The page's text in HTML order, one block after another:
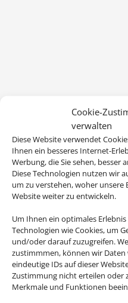
Cookie-
verwalten
Diese Website verwendet
Ihnen ein besseres Internet-
Werbung, die Sie sehen, besser
Diese Technologien nutzen wir
um zu verstehen, woher
Website weiter zu entwickeln.
Um Ihnen ein optimales
Technologien wie Cookies, um
und/oder darauf zuzugreifen.
zustimmmen, können wir
eindeutige IDs auf dieser
Zustimmung nicht erteilen oder
Merkmale und Funktionen